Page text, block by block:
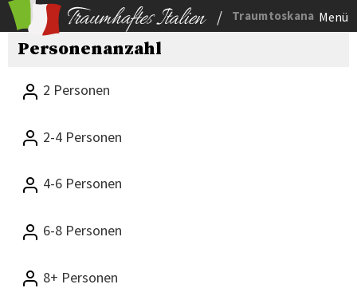
/ Traumtoskana Menü
Personenanzahl
2 Personen
2-4 Personen
4-6 Personen
6-8 Personen
8+ Personen